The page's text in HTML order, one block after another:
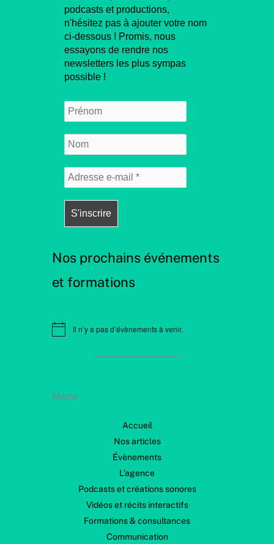
podcasts et productions,
n'hésitez pas à ajouter votre nom
ci-dessous ! Promis, nous
essayons de rendre nos
newsletters les plus sympas
possible !
Nos prochains événements
et formations
Il n’y a pas d’évènements à venir.
Menu
Accueil
Nos articles
Évènements
L’agence
Podcasts et créations sonores
Vidéos et récits interactifs
Formations & consultances
Communication